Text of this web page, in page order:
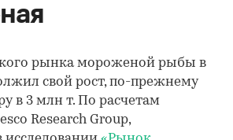
рынка мороженой рыбы в
свой рост, по-прежнему
в 3 млн т. По расчетам
Research Group,